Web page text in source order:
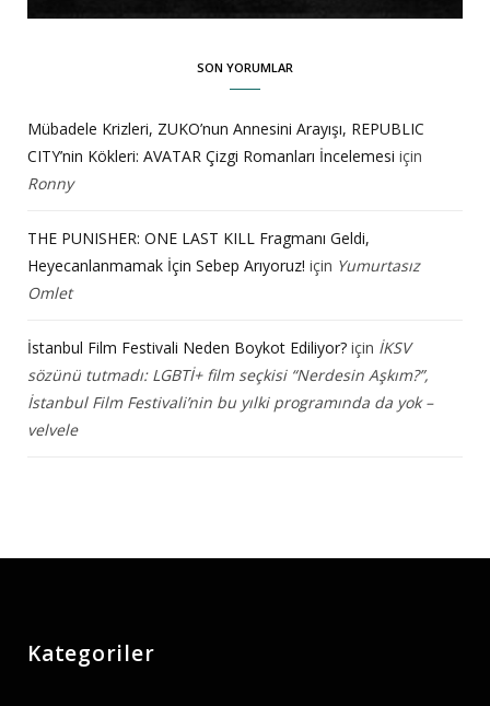
SON YORUMLAR
Mübadele Krizleri, ZUKO’nun Annesini Arayışı, REPUBLIC
CITY’nin Kökleri: AVATAR Çizgi Romanları İncelemesi için
Ronny
THE PUNISHER: ONE LAST KILL Fragmanı Geldi,
Heyecanlanmamak İçin Sebep Arıyoruz! için Yumurtasız
Omlet
İstanbul Film Festivali Neden Boykot Ediliyor? için İKSV
sözünü tutmadı: LGBTİ+ film seçkisi “Nerdesin Aşkım?”,
İstanbul Film Festivali’nin bu yılki programında da yok –
velvele
Kategoriler